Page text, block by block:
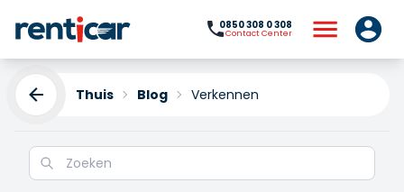
0850 308 0 308
Contact Center
Thuis Blog Verkennen